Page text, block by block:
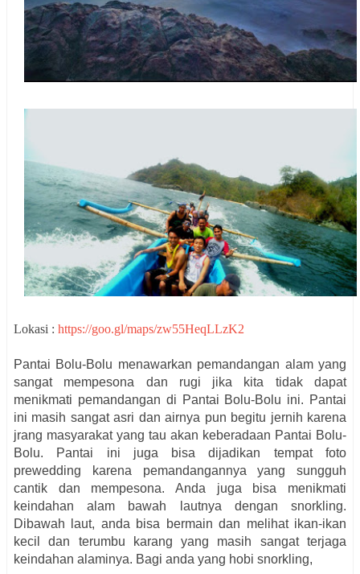
Lokasi : https://goo.gl/maps/zw55HeqLLzK2
Pantai Bolu-Bolu menawarkan pemandangan alam yang
sangat mempesona dan rugi jika kita tidak dapat
menikmati pemandangan di Pantai Bolu-Bolu ini. Pantai
ini masih sangat asri dan airnya pun begitu jernih karena
jrang masyarakat yang tau akan keberadaan Pantai Bolu-
Bolu. Pantai ini juga bisa dijadikan tempat foto
prewedding karena pemandangannya yang sungguh
cantik dan mempesona. Anda juga bisa menikmati
keindahan alam bawah lautnya dengan snorkling.
Dibawah laut, anda bisa bermain dan melihat ikan-ikan
kecil dan terumbu karang yang masih sangat terjaga
keindahan alaminya. Bagi anda yang hobi snorkling,